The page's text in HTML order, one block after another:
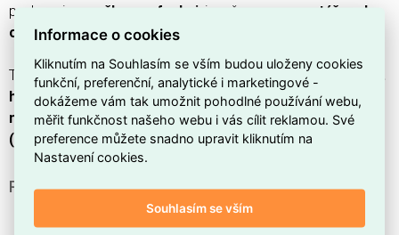
podporuje
smyčkovou funkci ; je určena pro
montáž pod
omítkusupevněním šroubem
Technické parametry: š. 71 mm v. 57,8 mm hl. 71 mm
min.
hloubka vestavné krabice 39,5 mm, konstrukce zkovu /
nerezové ocelislesklým povrchem, barvaRAL 9003
(bílá),250 V,50 Hz.
PROČ SI VYBRAT TUTO ZÁSUVKU?
Patří do produktových řadTimea
Informace o cookies
Kliknutím na Souhlasím se vším budou uloženy cookies
funkční, preferenční, analytické i marketingové -
dokážeme vám tak umožnit pohodlné používání webu,
měřit funkčnost našeho webu i vás cílit reklamou. Své
preference můžete snadno upravit kliknutím na
Nastavení cookies.
Souhlasím se vším